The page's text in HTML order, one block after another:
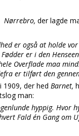
Nørrebro, der lagde
er også at holde
er i den
Overflade maa
er tilført den
1909, der hed Barnet,
man:
hyppig. Hvor
Fald én Gang om